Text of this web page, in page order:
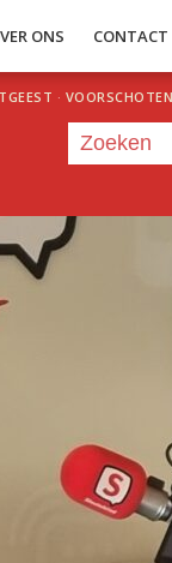
ONS CONTACT
· VOORSCHOTEN